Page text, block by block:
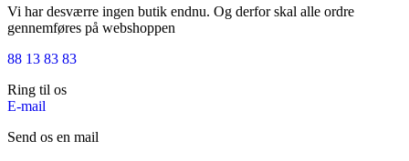
Vi har desværre ingen butik endnu. Og derfor skal alle ordre
gennemføres på webshoppen
88 13 83 83
Ring til os
E-mail
Send os en mail